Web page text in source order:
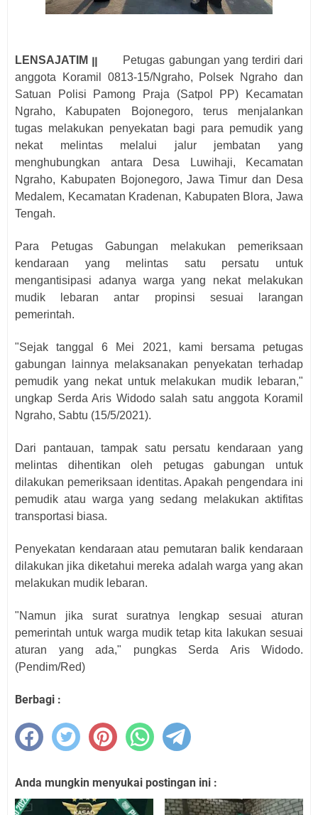
LENSAJATIM ꞁꞁ
Petugas gabungan yang terdiri dari
anggota Koramil 0813-15/Ngraho, Polsek Ngraho dan
Satuan Polisi Pamong Praja (Satpol PP) Kecamatan
Ngraho, Kabupaten Bojonegoro, terus menjalankan
tugas melakukan penyekatan bagi para pemudik yang
nekat melintas melalui jalur jembatan yang
menghubungkan antara Desa Luwihaji, Kecamatan
Ngraho, Kabupaten Bojonegoro, Jawa Timur dan Desa
Medalem, Kecamatan Kradenan, Kabupaten Blora, Jawa
Tengah.
Para Petugas Gabungan melakukan pemeriksaan
kendaraan yang melintas satu persatu untuk
mengantisipasi adanya warga yang nekat melakukan
mudik lebaran antar propinsi sesuai larangan
pemerintah.
"Sejak tanggal 6 Mei 2021, kami bersama petugas
gabungan lainnya melaksanakan penyekatan terhadap
pemudik yang nekat untuk melakukan mudik lebaran,"
ungkap Serda Aris Widodo salah satu anggota Koramil
Ngraho, Sabtu (15/5/2021).
Dari pantauan, tampak satu persatu kendaraan yang
melintas dihentikan oleh petugas gabungan untuk
dilakukan pemeriksaan identitas. Apakah pengendara ini
pemudik atau warga yang sedang melakukan aktifitas
transportasi biasa.
Penyekatan kendaraan atau pemutaran balik kendaraan
dilakukan jika diketahui mereka adalah warga yang akan
melakukan mudik lebaran.
"Namun jika surat suratnya lengkap sesuai aturan
pemerintah untuk warga mudik tetap kita lakukan sesuai
aturan yang ada," pungkas Serda Aris Widodo.
(Pendim/Red)
Berbagi :
Anda mungkin menyukai postingan ini :